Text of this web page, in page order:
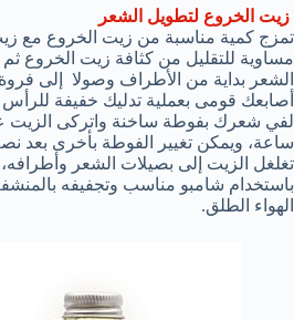
زيت الخروع لتطويل الشعر
تمزج كمية مناسبة من زيت الخروع مع
مساوية للتقليل من كثافة زيت الخروع
الشعر بداية من الأطراف وصولا إلى
أصابعك قومى بعملية تدليك خفيفة
لفي شعرك بفوطة ساخنة واتركى الزيت
ساعة، ويمكن تغيير الفوطة بأخرى بعد
تغلغل الزيت إلى بصيلات الشعر
باستخدام شامبو مناسب وتجفيفه
الهواء الطلق.